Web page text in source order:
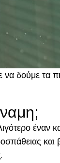
δούμε τα
έναν